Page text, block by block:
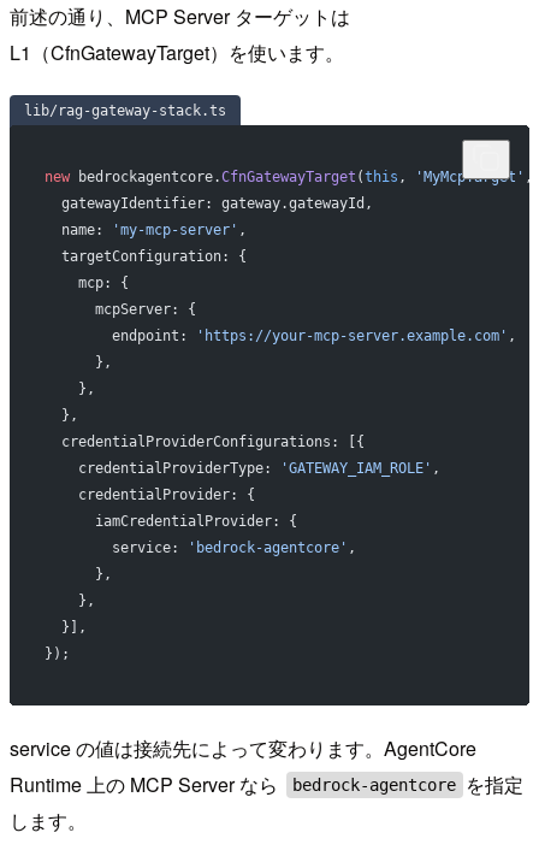
前述の通り、MCP Server ターゲットは
L1（CfnGatewayTarget）を使います。
lib/rag-gateway-stack.ts
new bedrockagentcore.CfnGatewayTarget (this , 'MyMcpTarget' ,
  gatewayIdentifier: gateway.gatewayId,
  name:
'my-mcp-server' ,
  targetConfiguration: {
    mcp: {
      mcpServer: {
        endpoint:
'https://your-mcp-server.example.com' ,
      },
    },
  },
  credentialProviderConfigurations: [{
    credentialProviderType:
'GATEWAY_IAM_ROLE' ,
    credentialProvider: {
      iamCredentialProvider: {
        service:
'bedrock-agentcore' ,
      },
    },
  }],
});
service の値は接続先によって変わります。AgentCore
Runtime 上の MCP Server なら
bedrock-agentcore
を指定
します。